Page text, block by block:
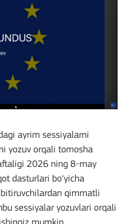
ayrim sessiyalarni
yozuv orqali tomosha
2026 ning 8-may
dasturlari bo‘yicha
qimmatli
sessiyalar yozuvlari orqali